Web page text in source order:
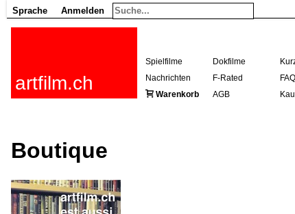
Sprache Anmelden
artfilm.ch
Spielfilme Dokfilme
Nachrichten
F-Rated FAQ
Warenkorb
AGB
Boutique